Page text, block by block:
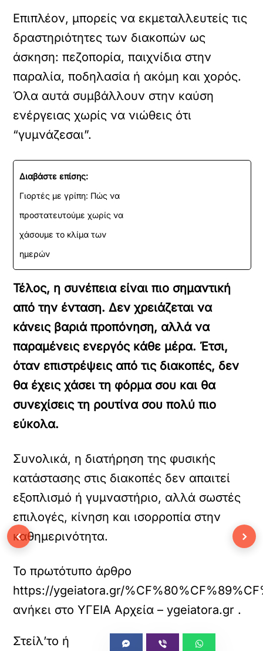
Επιπλέον, μπορείς να εκμεταλλευτείς τις
δραστηριότητες των διακοπών ως
άσκηση: πεζοπορία, παιχνίδια στην
παραλία, ποδηλασία ή ακόμη και χορός.
Όλα αυτά συμβάλλουν στην καύση
ενέργειας χωρίς να νιώθεις ότι
“γυμνάζεσαι”.
Διαβάστε επίσης:
Γιορτές με γρίπη: Πώς να
προστατευτούμε χωρίς να
χάσουμε το κλίμα των
ημερών
Τέλος, η συνέπεια είναι πιο σημαντική
από την ένταση. Δεν χρειάζεται να
κάνεις βαριά προπόνηση, αλλά να
παραμένεις ενεργός κάθε μέρα. Έτσι,
όταν επιστρέψεις από τις διακοπές, δεν
θα έχεις χάσει τη φόρμα σου και θα
συνεχίσεις τη ρουτίνα σου πολύ πιο
εύκολα.
Συνολικά, η διατήρηση της φυσικής
κατάστασης στις διακοπές δεν απαιτεί
εξοπλισμό ή γυμναστήριο, αλλά σωστές
επιλογές, κίνηση και ισορροπία στην
καθημερινότητα.
Το πρωτότυπο άρθρο
https://ygeiatora.gr/
ανήκει στοΥΓΕΙΑ Αρχεία – ygeiatora.gr .
‹ ›